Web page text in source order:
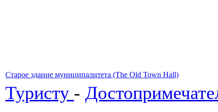
Старое здание муниципалитета (The Old Town Hall)
Туристу -